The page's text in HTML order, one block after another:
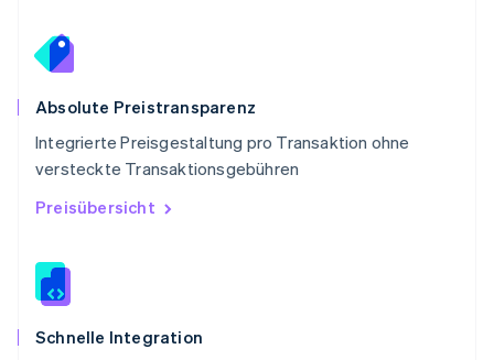
Absolute Preistransparenz
Integrierte Preisgestaltung pro Transaktion ohne
versteckte Transaktionsgebühren
Preisübersicht
Schnelle Integration
Deutsch
Singapur
English
Slowakei
Slowenien
EnglishItaliano
Sonderverwaltungsregion Hongkong,
Spanien
Thailand
ไทยEnglish